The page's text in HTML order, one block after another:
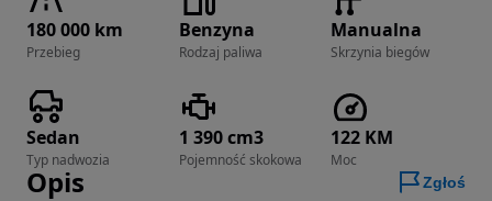
180 000 km
Przebieg
Benzyna
Rodzaj paliwa
Manualna
Skrzynia biegów
Sedan
Typ nadwozia
1 390 cm3
Pojemność skokowa
122 KM
Moc
Opis Zgłoś